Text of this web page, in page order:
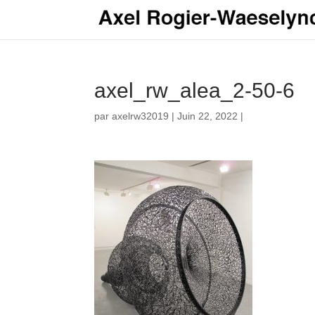
axel_rw_alea_2-50-6
paraxelrw32019 |Juin 22, 2022 |